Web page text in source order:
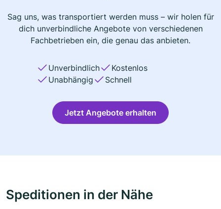
Sag uns, was transportiert werden muss – wir holen für
dich unverbindliche Angebote von verschiedenen
Fachbetrieben ein, die genau das anbieten.
Unverbindlich
Kostenlos
Unabhängig
Schnell
Jetzt Angebote erhalten
Speditionen in der Nähe